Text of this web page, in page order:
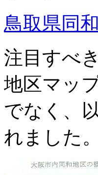
鳥取県同
注目すべ
地区マッ
でなく、
れました。